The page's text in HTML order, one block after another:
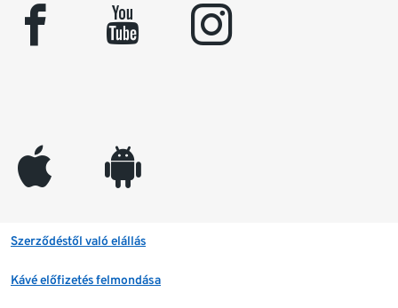
facebook youtube instagram
appleinc android
Szerződéstől való elállás
Kávé előfizetés felmondása